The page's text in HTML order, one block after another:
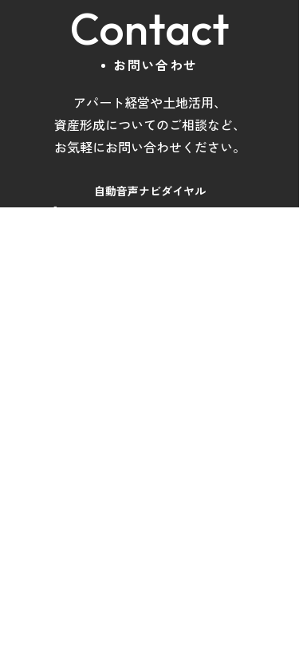
Contact
お問い合わせ
アパート経営や土地活用、
資産形成についてのご相談など、
お気軽にお問い合わせください。
自動音声ナビダイヤル
050-1871-1567